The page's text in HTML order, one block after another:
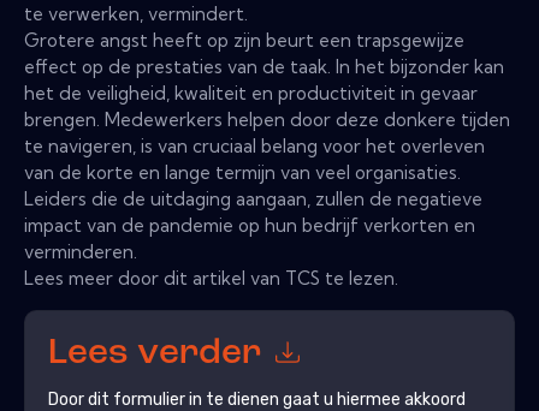
te verwerken, vermindert.
Grotere angst heeft op zijn beurt een trapsgewijze
effect op de prestaties van de taak. In het bijzonder kan
het de veiligheid, kwaliteit en productiviteit in gevaar
brengen. Medewerkers helpen door deze donkere tijden
te navigeren, is van cruciaal belang voor het overleven
van de korte en lange termijn van veel organisaties.
Leiders die de uitdaging aangaan, zullen de negatieve
impact van de pandemie op hun bedrijf verkorten en
verminderen.
Lees meer door dit artikel van TCS te lezen.
Lees verder
Door dit formulier in te dienen gaat u hiermee akkoord